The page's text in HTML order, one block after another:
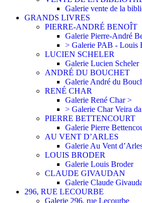
Galerie vente de la
GRANDS LIVRES
PIERRE-ANDRÉ BENOÎT
Galerie Pierre-André
> Galerie PAB - Louis
LUCIEN SCHELER
Galerie Lucien Scheler
ANDRÉ DU BOUCHET
Galerie André du
RENÉ CHAR
Galerie René Char >
> Galerie Char Veira
PIERRE BETTENCOURT
Galerie Pierre
AU VENT D’ARLES
Galerie Au Vent
LOUIS BRODER
Galerie Louis Broder
CLAUDE GIVAUDAN
Galerie Claude
296, RUE LECOURBE
Galerie 296, rue Lecourbe